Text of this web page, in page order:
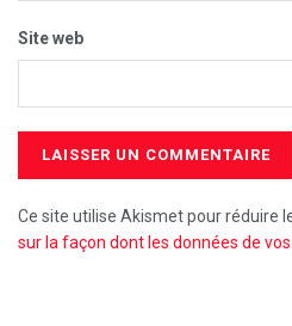
Site web
Ce site utilise Akismet pour réduire
sur la façon dont les données de